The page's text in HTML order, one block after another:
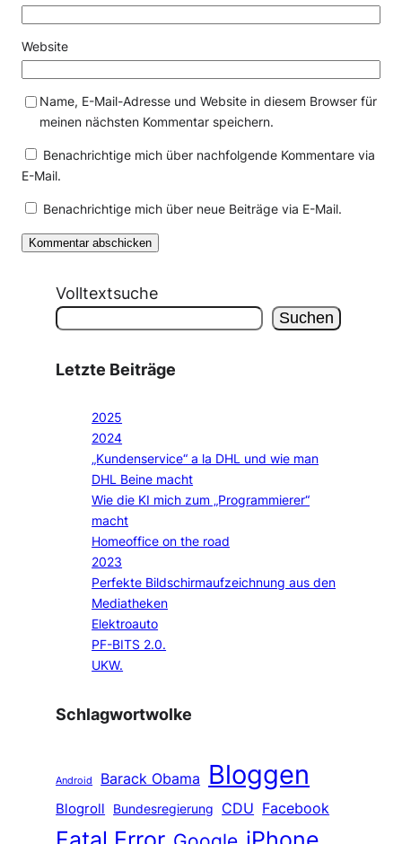
Website
Name, E-Mail-Adresse und Website in diesem Browser für
meinen nächsten Kommentar speichern.
Benachrichtige mich über nachfolgende Kommentare via
E-Mail.
Benachrichtige mich über neue Beiträge via E-Mail.
Volltextsuche
Suchen
Letzte Beiträge
2025
2024
„Kundenservice“ a la DHL und wie man
DHL Beine macht
Wie die KI mich zum „Programmierer“
macht
Homeoffice on the road
2023
Perfekte Bildschirmaufzeichnung aus den
Mediatheken
Elektroauto
PF-BITS 2.0.
UKW.
Schlagwortwolke
Android Barack Obama Bloggen
Blogroll Bundesregierung CDU Facebook